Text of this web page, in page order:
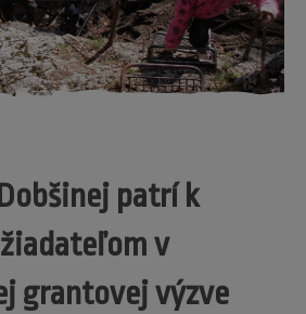
patrí k
v
grantovej výzve